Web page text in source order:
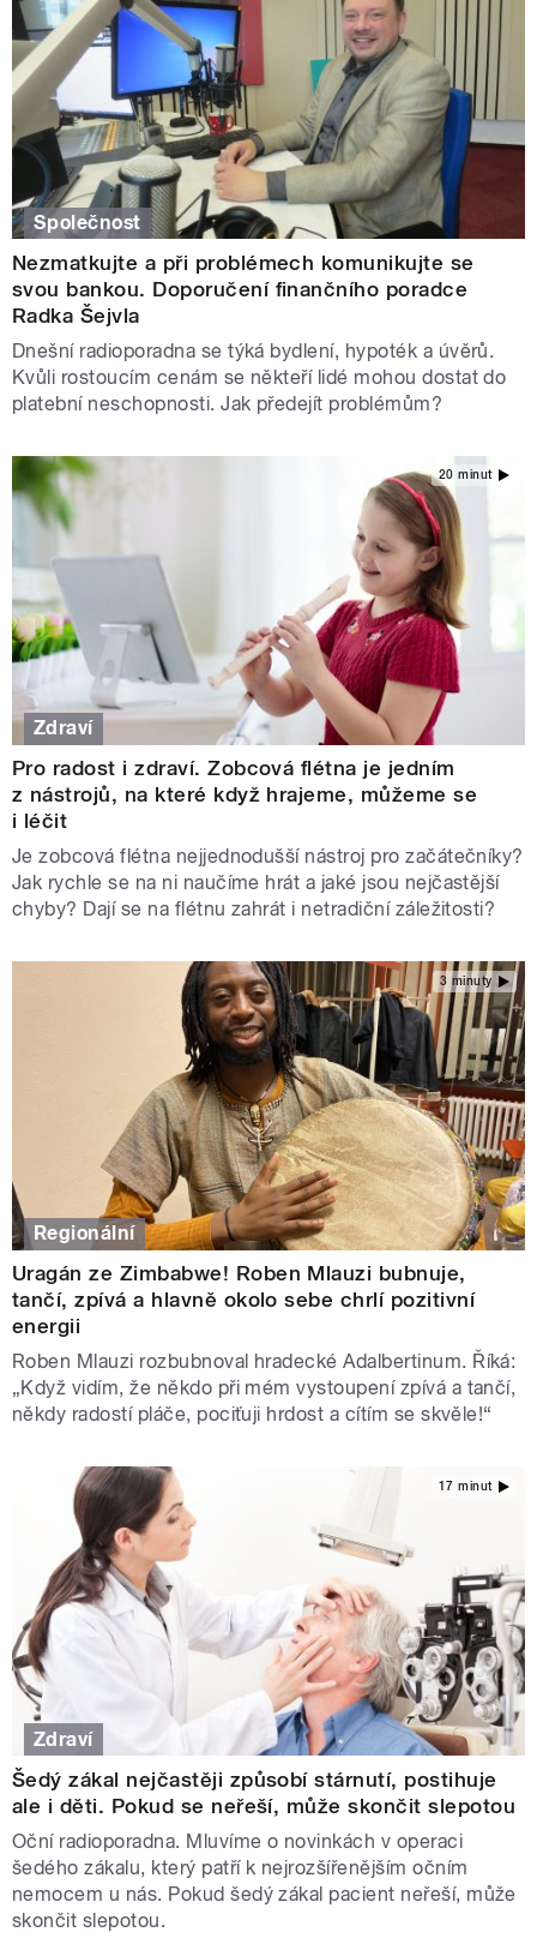
Společnost
Nezmatkujte a při problémech komunikujte se
svou bankou. Doporučení finančního poradce
Radka Šejvla
Dnešní radioporadna se týká bydlení, hypoték a úvěrů.
Kvůli rostoucím cenám se někteří lidé mohou dostat do
platební neschopnosti. Jak předejít problémům?
20 minut
Zdraví
Pro radost i zdraví. Zobcová flétna je jedním
z nástrojů, na které když hrajeme, můžeme se
i léčit
Je zobcová flétna nejjednodušší nástroj pro začátečníky?
Jak rychle se na ni naučíme hrát a jaké jsou nejčastější
chyby? Dají se na flétnu zahrát i netradiční záležitosti?
3 minuty
Regionální
Uragán ze Zimbabwe! Roben Mlauzi bubnuje,
tančí, zpívá a hlavně okolo sebe chrlí pozitivní
energii
Roben Mlauzi rozbubnoval hradecké Adalbertinum. Říká:
„Když vidím, že někdo při mém vystoupení zpívá a tančí,
někdy radostí pláče, pociťuji hrdost a cítím se skvěle!“
17 minut
Zdraví
Šedý zákal nejčastěji způsobí stárnutí, postihuje
ale i děti. Pokud se neřeší, může skončit slepotou
Oční radioporadna. Mluvíme o novinkách v operaci
šedého zákalu, který patří k nejrozšířenějším očním
nemocem u nás. Pokud šedý zákal pacient neřeší, může
skončit slepotou.